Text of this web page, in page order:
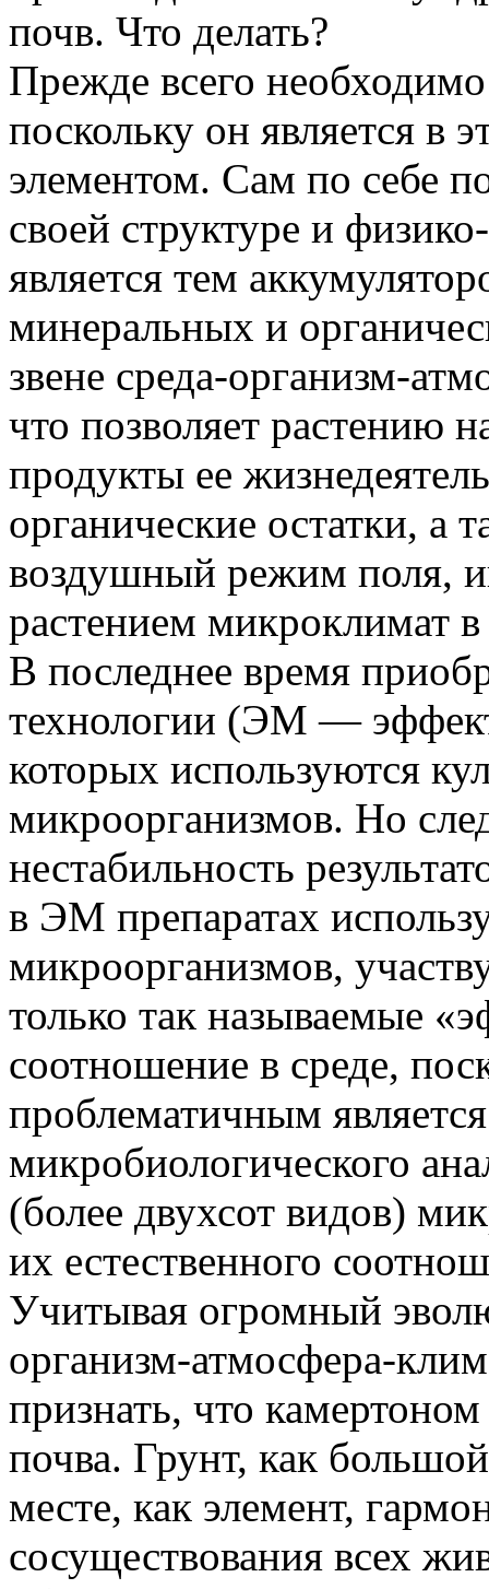
почв. Что делать?
Прежде всего
поскольку он является в
элементом. Сам по себе
своей структуре и
является тем
минеральных и
звене среда-организм-
что позволяет растению
продукты ее
органические остатки, а
воздушный режим поля,
растением микроклимат
В последнее время
технологии (ЭМ —
которых используются
микроорганизмов. Но
нестабильность
в ЭМ препаратах
микроорганизмов,
только так называемые
соотношение в среде,
проблематичным
микробиологического
(более двухсот видов)
их естественного
Учитывая огромный
организм-атмосфера-
признать, что
почва. Грунт, как
месте, как элемент,
сосуществования всех